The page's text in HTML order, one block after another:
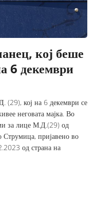
кој беше
6 декември
(29), кој на 6 декември се
неговата мајка. Во
за лице М.Д.(29) од
Струмица, пријавено во
од страна на